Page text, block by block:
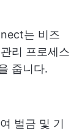
는 비즈
리 프로세스
줍니다.
벌금 및 기